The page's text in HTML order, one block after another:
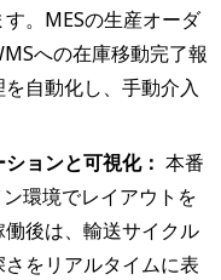
。MESの生産オーダ
への在庫移動完了報
自動化し、手動介入
ョンと可視化： 本番
環境でレイアウトを
後は、輸送サイクル
をリアルタイムに表